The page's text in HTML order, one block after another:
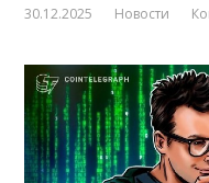
30.12.2025 Новости